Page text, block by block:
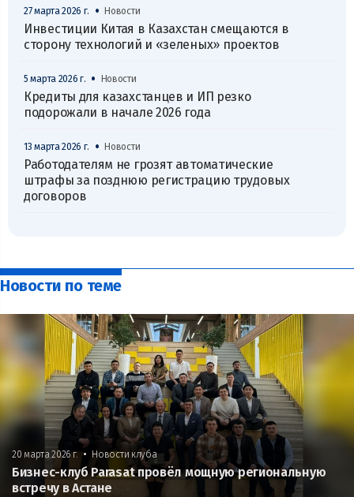
27 марта 2026 г. • Новости
Инвестиции Китая в Казахстан смещаются в
сторону технологий и «зеленых» проектов
5 марта 2026 г. • Новости
Кредиты для казахстанцев и ИП резко
подорожали в начале 2026 года
13 марта 2026 г. • Новости
Работодателям не грозят автоматические
штрафы за позднюю регистрацию трудовых
договоров
Новости по теме
20 марта 2026 г. • Новости клуба
Бизнес-клуб Parasat провёл мощную региональную
встречу в Астане